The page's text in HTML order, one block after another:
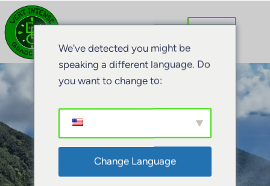
Reizen op maat
We've detected you might be
speaking a different language. Do
you want to change to:
Change Language